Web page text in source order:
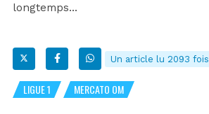
longtemps…
Un article lu 2093 fois
LIGUE 1 MERCATO OM